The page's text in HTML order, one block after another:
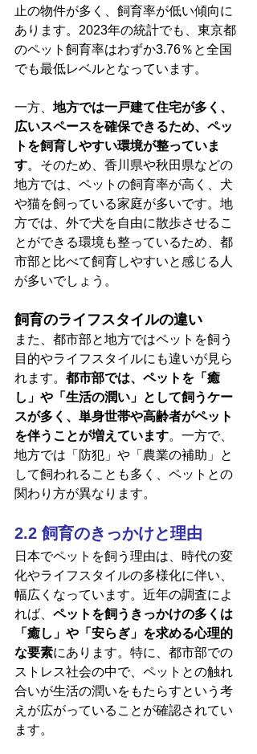
止の物件が多く、飼育率が低い傾向に
あります。2023年の統計でも、東京都
のペット飼育率はわずか3.76％と全国
でも最低レベルとなっています​。
一方、 地方では一戸建て住宅が多く、
広いスペースを確保できるため、ペッ
トを飼育しやすい環境が整っていま
す。そのため、香川県や秋田県などの
地方では、ペットの飼育率が高く、犬
や猫を飼っている家庭が多いです。地
方では、外で犬を自由に散歩させるこ
とができる環境も整っているため、都
市部と比べて飼育しやすいと感じる人
が多いでしょう。
飼育のライフスタイルの違い
また、都市部と地方ではペットを飼う
目的やライフスタイルにも違いが見ら
れます。 都市部では、ペットを「癒
し」や「生活の潤い」として飼うケー
スが多く、単身世帯や高齢者がペット
を伴うことが増えています。一方で、
地方では「防犯」や「農業の補助」と
して飼われることも多く、ペットとの
関わり方が異なります​。
2.2 飼育のきっかけと理由
日本でペットを飼う理由は、時代の変
化やライフスタイルの多様化に伴い、
幅広くなっています。近年の調査によ
れば、 ペットを飼うきっかけの多くは
「癒し」や「安らぎ」を求める心理的
な要素にあります。特に、都市部での
ストレス社会の中で、ペットとの触れ
合いが生活の潤いをもたらすという考
えが広がっていることが確認されてい
ます​。